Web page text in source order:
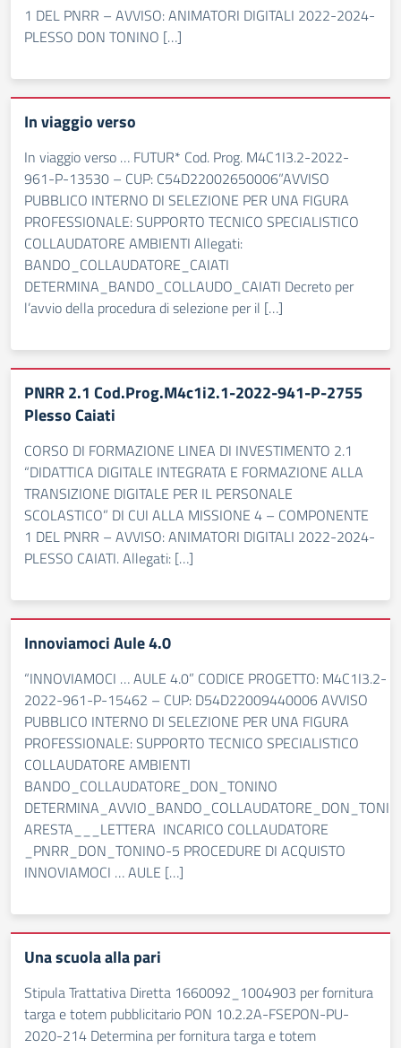
1 DEL PNRR – AVVISO: ANIMATORI DIGITALI 2022-2024-
PLESSO DON TONINO […]
In viaggio verso
In viaggio verso … FUTUR* Cod. Prog. M4C1I3.2-2022-
961-P-13530 – CUP: C54D22002650006”AVVISO
PUBBLICO INTERNO DI SELEZIONE PER UNA FIGURA
PROFESSIONALE: SUPPORTO TECNICO SPECIALISTICO
COLLAUDATORE AMBIENTI Allegati:
BANDO_COLLAUDATORE_CAIATI
DETERMINA_BANDO_COLLAUDO_CAIATI Decreto per
l’avvio della procedura di selezione per il […]
PNRR 2.1 Cod.Prog.M4c1i2.1-2022-941-P-2755
Plesso Caiati
CORSO DI FORMAZIONE LINEA DI INVESTIMENTO 2.1
“DIDATTICA DIGITALE INTEGRATA E FORMAZIONE ALLA
TRANSIZIONE DIGITALE PER IL PERSONALE
SCOLASTICO” DI CUI ALLA MISSIONE 4 – COMPONENTE
1 DEL PNRR – AVVISO: ANIMATORI DIGITALI 2022-2024-
PLESSO CAIATI. Allegati: […]
Innoviamoci Aule 4.0
“INNOVIAMOCI … AULE 4.0” CODICE PROGETTO: M4C1I3.2-
2022-961-P-15462 – CUP: D54D22009440006 AVVISO
PUBBLICO INTERNO DI SELEZIONE PER UNA FIGURA
PROFESSIONALE: SUPPORTO TECNICO SPECIALISTICO
COLLAUDATORE AMBIENTI
BANDO_COLLAUDATORE_DON_TONINO
ARESTA___LETTERA INCARICO COLLAUDATORE
_PNRR_DON_TONINO-5 PROCEDURE DI ACQUISTO
INNOVIAMOCI … AULE […]
Una scuola alla pari
Stipula Trattativa Diretta 1660092_1004903 per fornitura
targa e totem pubblicitario PON 10.2.2A-FSEPON-PU-
2020-214 Determina per fornitura targa e totem